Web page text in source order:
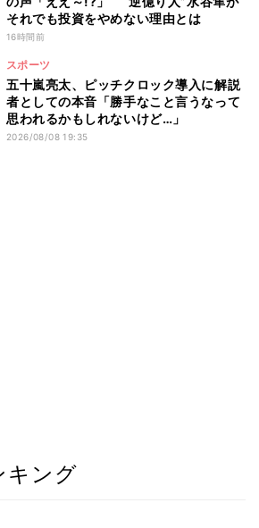
それでも投資をやめない理由とは
16時間前
スポーツ
五十嵐亮太、ピッチクロック導入に解説
者としての本音「勝手なこと言うなって
思われるかもしれないけど…」
2026/08/08 19:35
キング